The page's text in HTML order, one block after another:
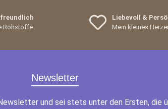
Rohstoffe
Liebevoll &
Mein kleines
Newsletter
und sei stets unter den Ersten, die